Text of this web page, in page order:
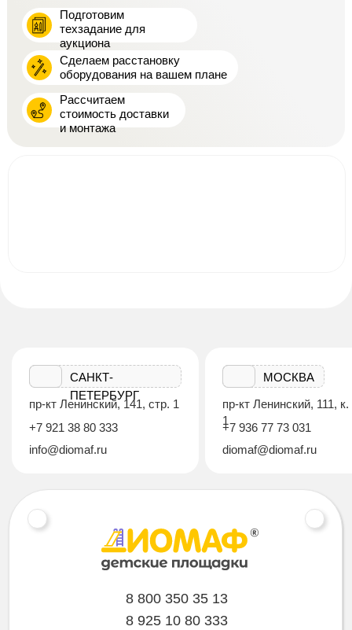
Подготовим
техзадание для
аукциона
Сделаем расстановку
оборудования на вашем плане
Рассчитаем
стоимость доставки
и монтажа
САНКТ-
ПЕТЕРБУРГ
пр-кт Ленинский, 141, стр. 1
+7 921 38 80 333
info@diomaf.ru
МОСКВА
пр-кт Ленинский, 111, к.
1
+7 936 77 73 031
diomaf@diomaf.ru
8 800 350 35 13
8 925 10 80 333